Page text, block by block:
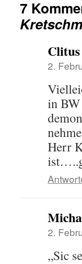
7
Clitus
2.
in BW
Herr
2.
„Sic